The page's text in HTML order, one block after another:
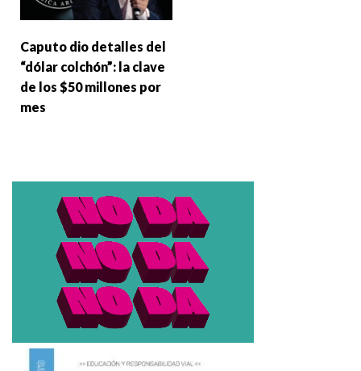
Caputo dio detalles del
“dólar colchón”: la clave
de los $50 millones por
mes